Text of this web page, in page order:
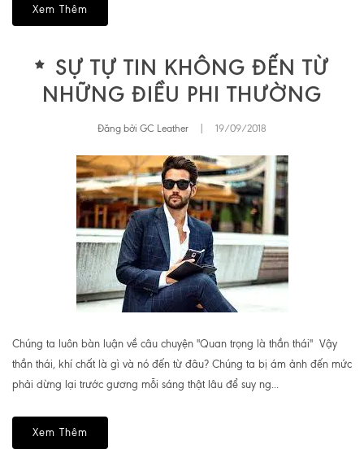
Xem Thêm
SỰ TỰ TIN KHÔNG ĐẾN TỪ
NHỮNG ĐIỀU PHI THƯỜNG
Đăng bởi GC Leather 19/09/2018
Chúng ta luôn bàn luận về câu chuyện "Quan trọng là thần thái" Vậy
thần thái, khí chất là gì và nó đến từ đâu? Chúng ta bị ám ảnh đến mức
phải dừng lại trước gương mỗi sáng thật lâu để suy ng...
Xem Thêm